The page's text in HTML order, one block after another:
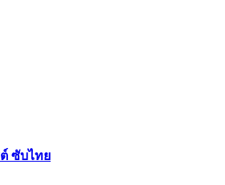
ซับไทย